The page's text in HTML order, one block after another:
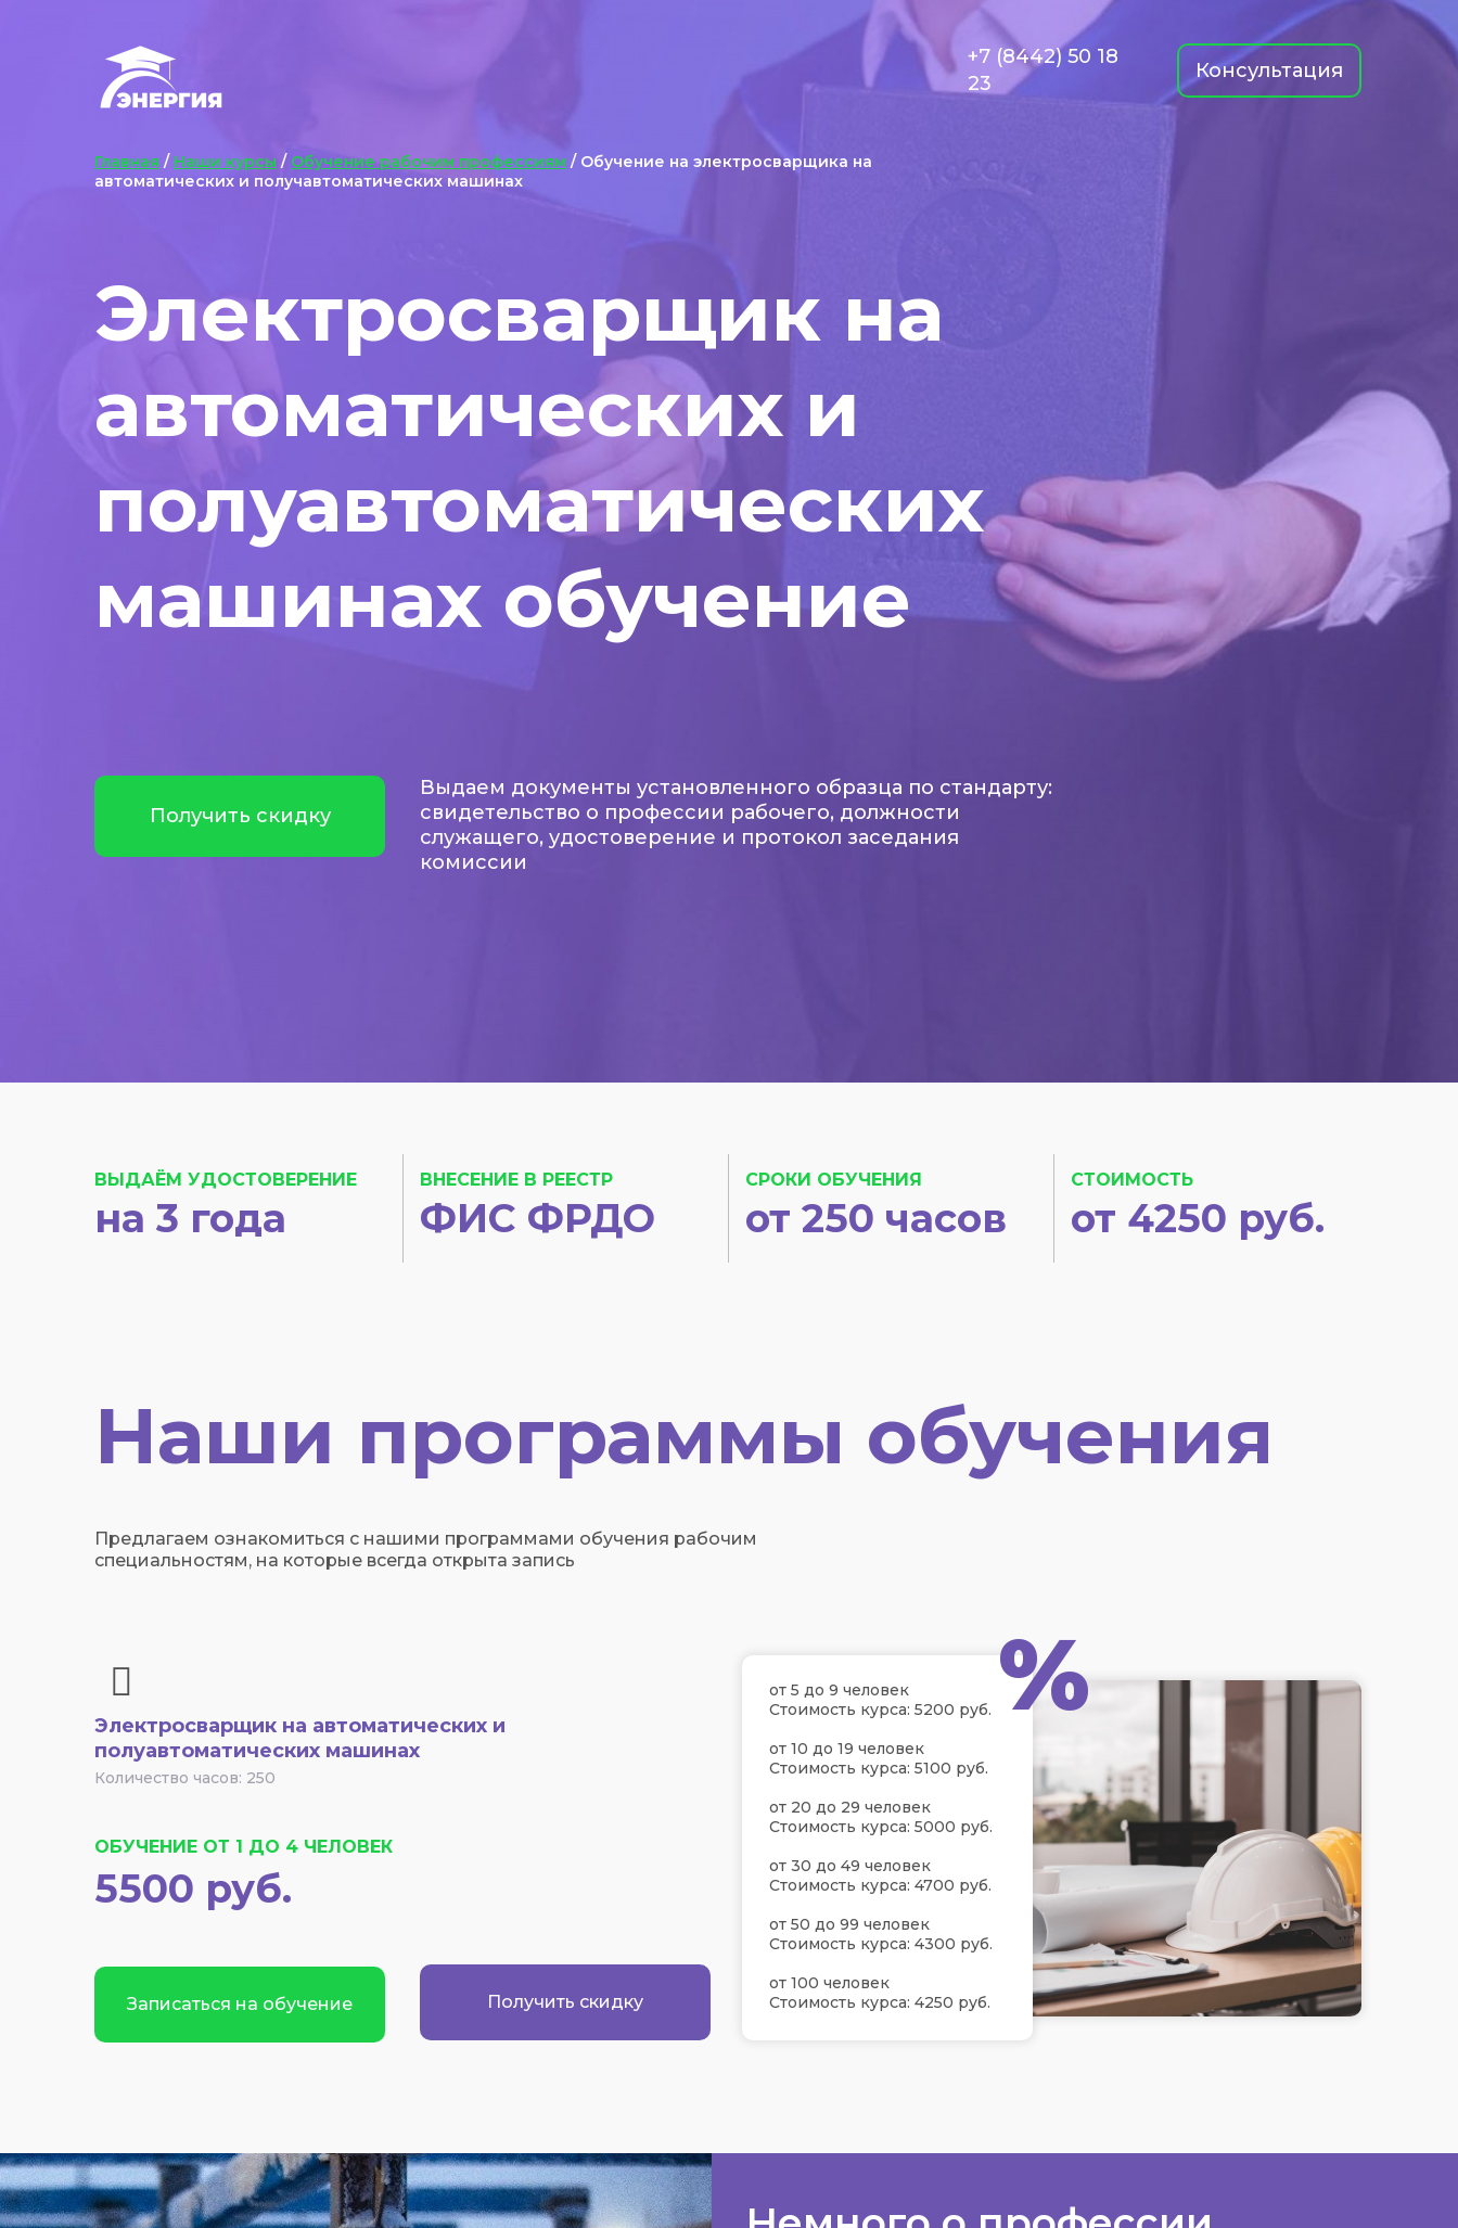
Электросварщик на
автоматических и
полуавтоматических
машинах обучение
Выдаем документы установленного образца по стандарту:
свидетельство о профессии рабочего, должности
служащего, удостоверение и протокол заседания
комиссии
+7 (8442) 50 18
23
Консультация
Получить скидку
Главная / Наши курсы / Обучение рабочим профессиям / Обучение на электросварщика на
автоматических и получавтоматических машинах
ВЫДАЁМ УДОСТОВЕРЕНИЕ
на 3 года
ВНЕСЕНИЕ В РЕЕСТР
ФИС ФРДО
СРОКИ ОБУЧЕНИЯ СТОИМОСТЬ
от 250 часов от 4250 руб.
Наши программы обучения
Предлагаем ознакомиться с нашими программами обучения рабочим
специальностям, на которые всегда открыта запись
Электросварщик на автоматических и
полуавтоматических машинах
Количество часов: 250
Записаться на обучение
ОБУЧЕНИЕ ОТ 1 ДО 4 ЧЕЛОВЕК
5500 руб.
от 5 до 9 человек
Стоимость курса: 5200 руб.
от 10 до 19 человек
Стоимость курса: 5100 руб.
от 20 до 29 человек
Стоимость курса: 5000 руб.
от 30 до 49 человек
Стоимость курса: 4700 руб.
от 50 до 99 человек
Стоимость курса: 4300 руб.
от 100 человек
Стоимость курса: 4250 руб.
Получить скидку
%